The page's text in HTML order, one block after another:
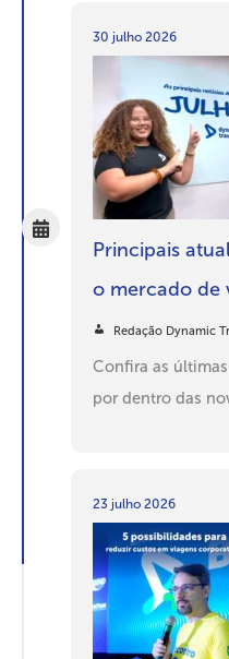
30 julho 2026
Principais
o mercado de
Redação Dynamic
Confira as
por dentro das
23 julho 2026